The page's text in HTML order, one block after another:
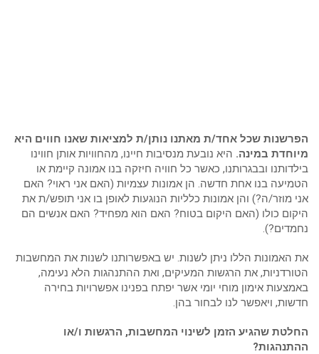
הפרשנות שכל אחד/ת מאתנו נותן/ת למציאות שאנו חווים היא
מיוחדת במינה. היא נובעת מנסיבות חיינו, מהחוויות אותן חווינו
בילדותנו ובבגרותנו, כאשר כל חוויה חיזקה בנו אמונה קיימת או
הטמיעה בנו אחת חדשה. הן אמונות עצמיות (האם אני ראוי? האם
אני מוזר/ה?) והן אמונות כלליות הנוגעות לאופן בו אני תופש/ת את
היקום כולו (האם היקום בטוח? האם הוא מפחיד? האם אנשים הם
נחמדים?).
את האמונות הללו ניתן לשנות. יש באפשרותנו לשנות את המחשבות
הטורדניות, את הרגשות המעיקים, ואת ההתנהגות הלא נעימה,
באמצעות אימון מוחי יומי אשר יפתח בפנינו אפשרויות בחירה
חדשות, ויאפשר לנו לבחור בהן.
החלטת שהגיע הזמן לשינוי המחשבות, הרגשות ו/או
ההתנהגות?